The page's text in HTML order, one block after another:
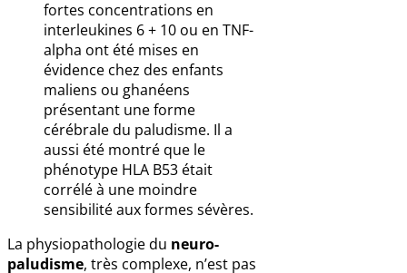
fortes concentrations en
interleukines 6 + 10 ou en TNF-
alpha ont été mises en
évidence chez des enfants
maliens ou ghanéens
présentant une forme
cérébrale du paludisme. Il a
aussi été montré que le
phénotype HLA B53 était
corrélé à une moindre
sensibilité aux formes sévères.
La physiopathologie du neuro-
paludisme, très complexe, n’est pas